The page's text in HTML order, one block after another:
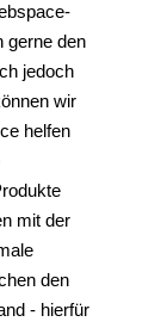
gerne den
jedoch
wir
helfen
mit der
den
- hierfür